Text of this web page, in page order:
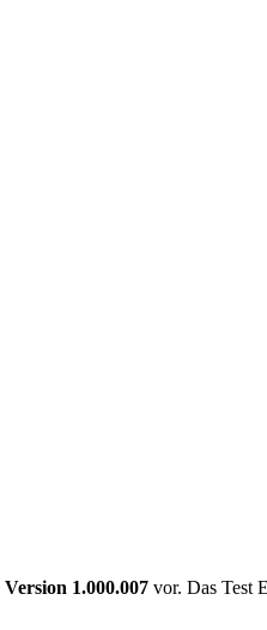
Version 1.000.007 vor. Das Test